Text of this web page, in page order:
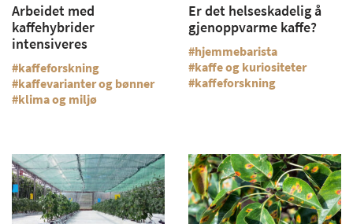
Arbeidet med
kaffehybrider
intensiveres
kaffeforskning
kaffevarianter og bønner
klima og miljø
Er det helseskadelig å
gjenoppvarme kaffe?
hjemmebarista
kaffe og kuriositeter
kaffeforskning